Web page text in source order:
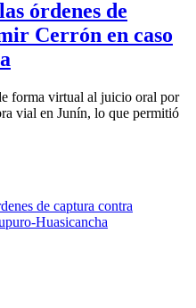
órdenes de
Cerrón en caso
forma virtual al juicio oral por
vial en Junín, lo que permitió